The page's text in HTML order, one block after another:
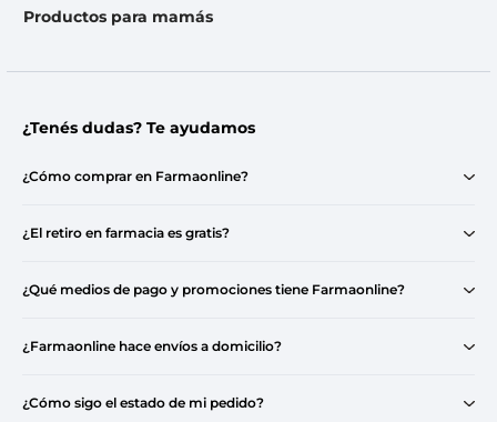
Productos para mamás
¿Tenés dudas? Te ayudamos
¿Cómo comprar en Farmaonline?
¿El retiro en farmacia es gratis?
¿Qué medios de pago y promociones tiene Farmaonline?
¿Farmaonline hace envíos a domicilio?
¿Cómo sigo el estado de mi pedido?